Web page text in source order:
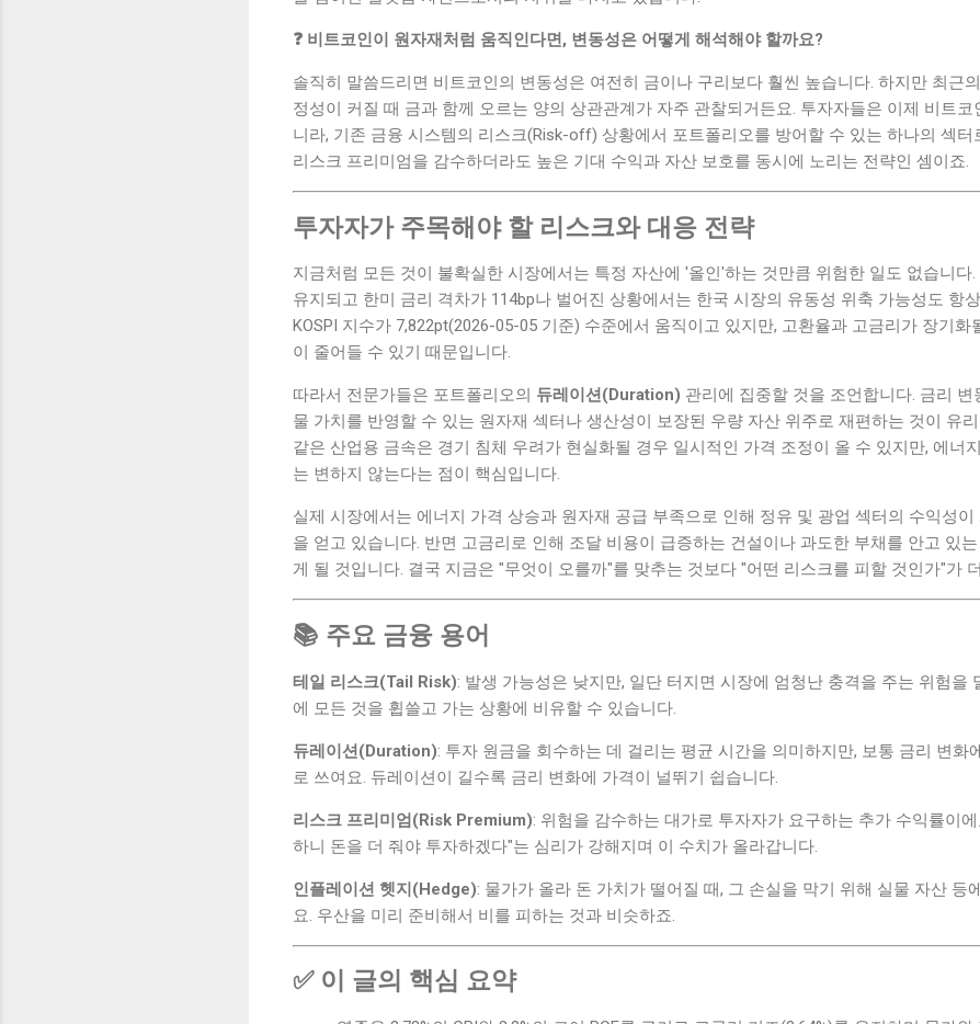
❓ 비트코인이 원자재처럼 움직인다면, 변동성은 어떻게 해석해야 할까요?
솔직히 말씀드리면 비트코인의 변동성은 여전히 금이나 구리보다 훨씬 높습니다. 하지만 최근
정성이 커질 때 금과 함께 오르는 양의 상관관계가 자주 관찰되거든요. 투자자들은 이제 비트
니라, 기존 금융 시스템의 리스크(Risk-off) 상황에서 포트폴리오를 방어할 수 있는 하나의 섹터
리스크 프리미엄을 감수하더라도 높은 기대 수익과 자산 보호를 동시에 노리는 전략인 셈이죠.
투자자가 주목해야 할 리스크와 대응 전략
지금처럼 모든 것이 불확실한 시장에서는 특정 자산에 '올인'하는 것만큼 위험한 일도 없습니다.
유지되고 한미 금리 격차가 114bp나 벌어진 상황에서는 한국 시장의 유동성 위축 가능성도 항
KOSPI 지수가 7,822pt(2026-05-05 기준) 수준에서 움직이고 있지만, 고환율과 고금리가 장기화
이 줄어들 수 있기 때문입니다.
따라서 전문가들은 포트폴리오의 듀레이션(Duration) 관리에 집중할 것을 조언합니다. 금리
물 가치를 반영할 수 있는 원자재 섹터나 생산성이 보장된 우량 자산 위주로 재편하는 것이 유
같은 산업용 금속은 경기 침체 우려가 현실화될 경우 일시적인 가격 조정이 올 수 있지만, 에너
는 변하지 않는다는 점이 핵심입니다.
실제 시장에서는 에너지 가격 상승과 원자재 공급 부족으로 인해 정유 및 광업 섹터의 수익성
을 얻고 있습니다. 반면 고금리로 인해 조달 비용이 급증하는 건설이나 과도한 부채를 안고 있
게 될 것입니다. 결국 지금은 "무엇이 오를까"를 맞추는 것보다 "어떤 리스크를 피할 것인가"가
📚 주요 금융 용어
테일 리스크(Tail Risk): 발생 가능성은 낮지만, 일단 터지면 시장에 엄청난 충격을 주는 위험을
에 모든 것을 휩쓸고 가는 상황에 비유할 수 있습니다.
듀레이션(Duration): 투자 원금을 회수하는 데 걸리는 평균 시간을 의미하지만, 보통 금리 변화
로 쓰여요. 듀레이션이 길수록 금리 변화에 가격이 널뛰기 쉽습니다.
리스크 프리미엄(Risk Premium): 위험을 감수하는 대가로 투자자가 요구하는 추가 수익률이
하니 돈을 더 줘야 투자하겠다"는 심리가 강해지며 이 수치가 올라갑니다.
인플레이션 헷지(Hedge): 물가가 올라 돈 가치가 떨어질 때, 그 손실을 막기 위해 실물 자산 등
요. 우산을 미리 준비해서 비를 피하는 것과 비슷하죠.
✅ 이 글의 핵심 요약